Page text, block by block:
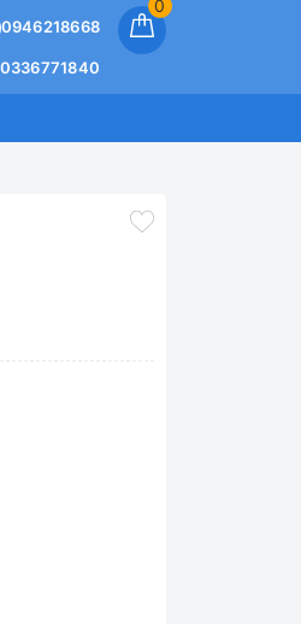
0
0946218668
0336771840